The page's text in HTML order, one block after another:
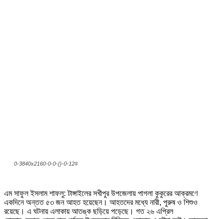
0-3840x2160-0-0-{}-0-12#
এম সাফুল ইসলাম শাফলু: টাঙ্গাইলের সখীপুর উপজেলায় পাগলা কুকুরের আক্রমণে
একদিনে অন্তত ৫৩ জন আহত হয়েছেন। আহতদের মধ্যে নারী, পুরুষ ও শিশুও
রয়েছে। এ ঘটনায় এলাকায় আতঙ্ক ছড়িয়ে পড়েছে। গত ২৬ এপ্রিল